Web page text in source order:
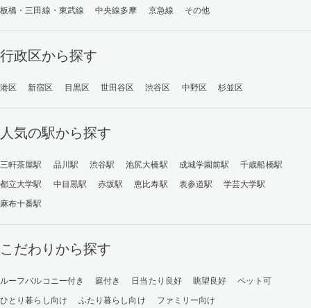
板橋・三田線・東武線
中央線多摩 京急線 その他
行政区から探す
港区 新宿区 目黒区 世田谷区 渋谷区 中野区 杉並区
人気の駅から探す
三軒茶屋駅 品川駅 渋谷駅 池尻大橋駅 成城学園前駅
千歳船橋駅
都立大学駅
中目黒駅 赤坂駅 恵比寿駅 表参道駅
学芸大学駅
麻布十番駅
こだわりから探す
ルーフバルコニー付き 庭付き 日当たり良好 眺望良好
ペット可
ひとり暮らし向け
ふたり暮らし向け ファミリー向け